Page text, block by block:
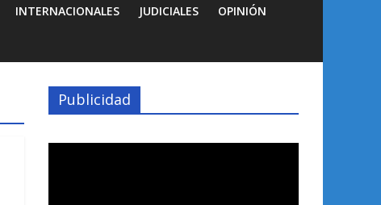
INTERNACIONALES JUDICIALES OPINIÓN
Publicidad